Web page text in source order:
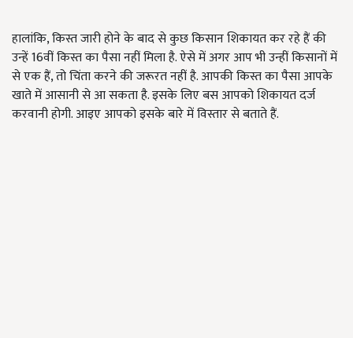
हालांकि, किस्त जारी होने के बाद से कुछ किसान शिकायत कर रहे हैं की
उन्हें 16वीं किस्त का पैसा नहीं मिला है. ऐसे में अगर आप भी उन्हीं किसानों में
से एक हैं, तो चिंता करने की जरूरत नहीं है. आपकी किस्त का पैसा आपके
खाते में आसानी से आ सकता है. इसके लिए बस आपको शिकायत दर्ज
करवानी होगी. आइए आपको इसके बारे में विस्तार से बताते हैं.